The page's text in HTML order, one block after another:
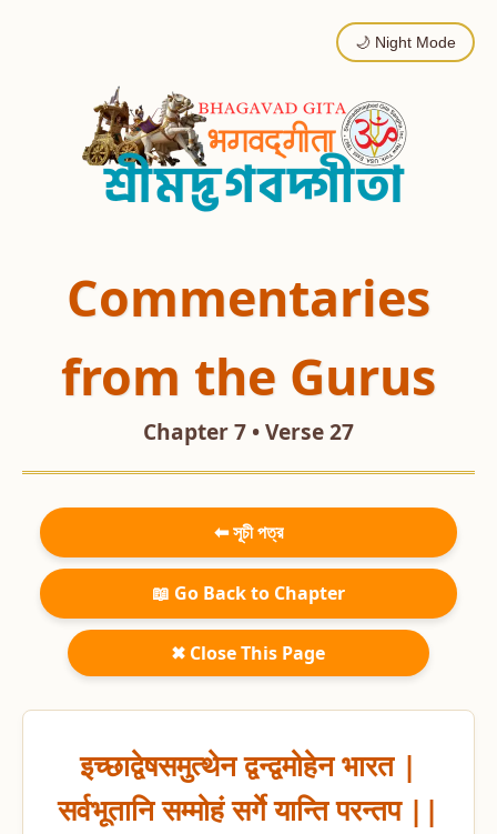
🌙 Night Mode
Commentaries
from the Gurus
Chapter 7 • Verse 27
⬅ সূচী পত্র
📖 Go Back to Chapter
✖ Close This Page
इच्छाद्वेषसमुत्थेन द्वन्द्वमोहेन भारत |
सर्वभूतानि सम्मोहं सर्गे यान्ति परन्तप ||